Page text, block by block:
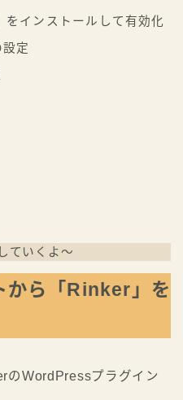
インストールして有効化
定
ていくよ〜
から「Rinker」を
のWordPressプラグイン